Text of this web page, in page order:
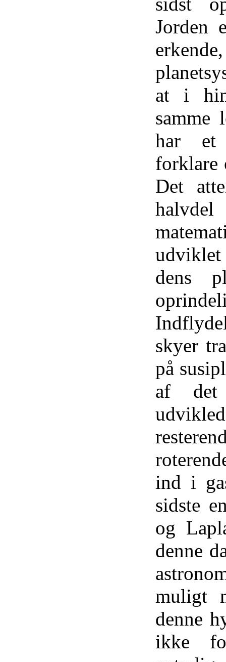
Jorden
at i
samme
har et
forklare
Det
udviklet
dens
skyer
på
af ​​det
ind i
sidste
og
denne
muligt
denne
ikke